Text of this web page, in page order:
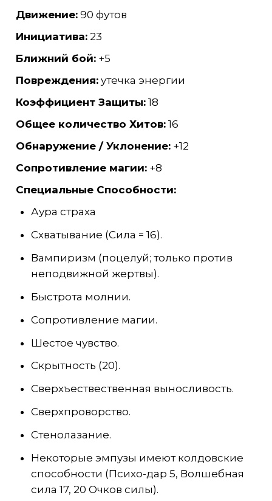
Движение:90 футов
Инициатива:23
Ближний бой:+5
Повреждения:утечка энергии
Коэффициент Защиты:18
Общее количество Хитов:16
Обнаружение / Уклонение:+12
Сопротивление магии:+8
Специальные Способности:
Аура страха
Схватывание (Сила = 16).
Вампиризм (поцелуй; только против
неподвижной жертвы).
Быстрота молнии.
Сопротивление магии.
Шестое чувство.
Скрытность (20).
Сверхъествественная выносливость.
Сверхпроворство.
Стенолазание.
Некоторые эмпузы имеют колдовские
способности (Психо-дар 5, Волшебная
сила 17, 20 Очков силы).